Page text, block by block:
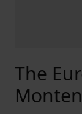
The